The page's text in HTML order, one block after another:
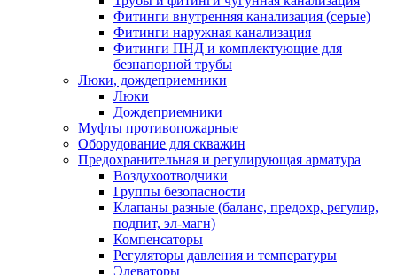
Фитинги внутренняя канализация (серые)
Фитинги наружная канализация
Фитинги ПНД и комплектующие для
безнапорной трубы
Люки, дождеприемники
Люки
Дождеприемники
Муфты противопожарные
Оборудование для скважин
Предохранительная и регулирующая арматура
Воздухоотводчики
Группы безопасности
Клапаны разные (баланс, предохр, регулир,
подпит, эл-магн)
Компенсаторы
Регуляторы давления и температуры
Элеваторы